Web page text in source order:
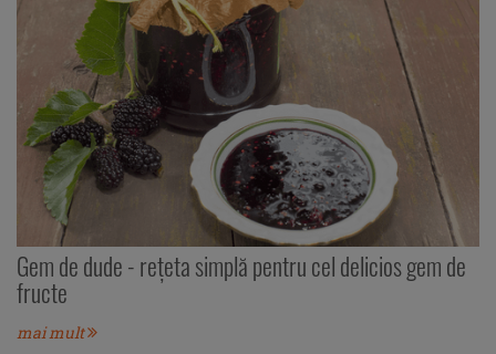
Gem de dude - rețeta simplă pentru cel delicios gem de
fructe
mai mult